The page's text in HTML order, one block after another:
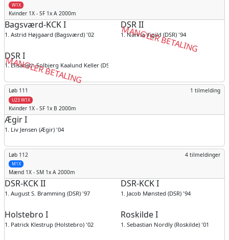
W1X
Kvinder 1X - SF 1x A 2000m
Bagsværd-KCK I
1. Astrid Højgaard (Bagsværd) '02
DSR II
MANGLER BETALING
1. Nanna Vigild (DSR) '94
DSR I
MANGLER BETALING
1. Elisabeth Solbjerg Kaalund Keller (DSR) '94
Løb 111 1 tilmelding
U23 W1X
Kvinder 1X - SF 1x B 2000m
Ægir I
1. Liv Jensen (Ægir) '04
Løb 112 4 tilmeldinger
M1X
Mænd 1X - SM 1x A 2000m
DSR-KCK II
1. August S. Bramming (DSR) '97
DSR-KCK I
1. Jacob Mønsted (DSR) '94
Holstebro I
1. Patrick Klestrup (Holstebro) '02
Roskilde I
1. Sebastian Nordly (Roskilde) '01